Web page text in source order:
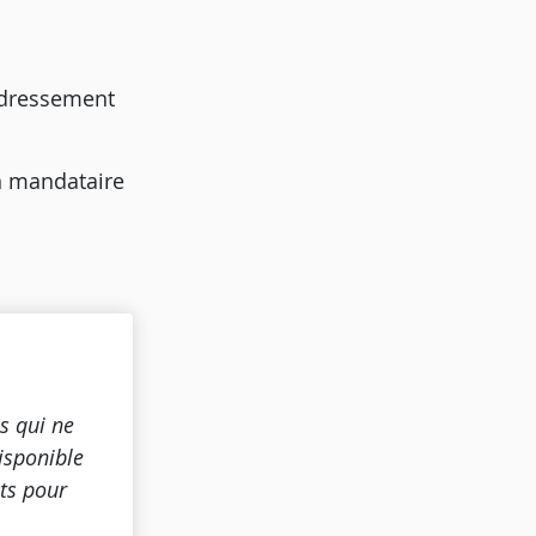
mandataire
qui ne
pour